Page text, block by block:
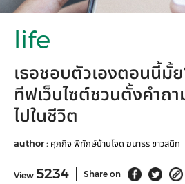
life
เธอชอบตัวเองตอนนี้มั้
ทีฟเว็บไซต์ชวนตั้งคำถ
ไปในชีวิต
author : ศุภกิจ พิทักษ์บ้านโจด ฆนาธร ขาวสนิท
View 5234 Share on